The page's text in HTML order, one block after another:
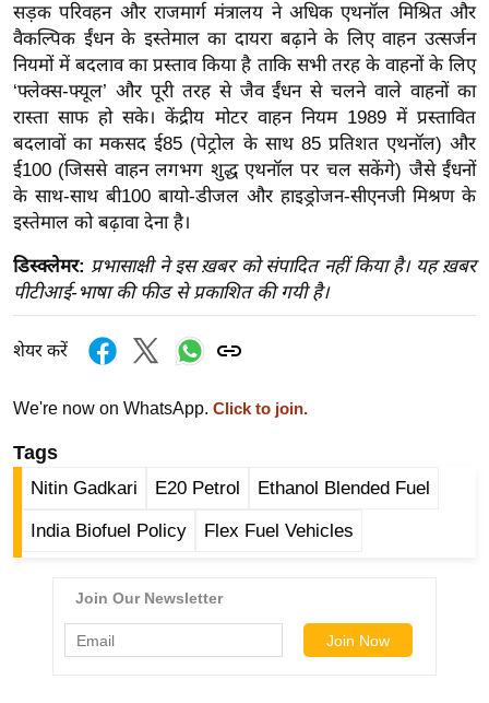
न्यू
ज
ब्री
फ
म
नो
रं
ज
न
ज
ग
त
ली
वु
ड
ली
सड़क परिवहन और राजमार्ग मंत्रालय ने अधिक एथनॉल मिश्रित और
वैकल्पिक ईंधन के इस्तेमाल का दायरा बढ़ाने के लिए वाहन उत्सर्जन
नियमों में बदलाव का प्रस्ताव किया है ताकि सभी तरह के वाहनों के लिए
‘फ्लेक्स-फ्यूल’ और पूरी तरह से जैव ईंधन से चलने वाले वाहनों का
रास्ता साफ हो सके। केंद्रीय मोटर वाहन नियम 1989 में प्रस्तावित
बदलावों का मकसद ई85 (पेट्रोल के साथ 85 प्रतिशत एथनॉल) और
ई100 (जिससे वाहन लगभग शुद्ध एथनॉल पर चल सकेंगे) जैसे ईंधनों
के साथ-साथ बी100 बायो-डीजल और हाइड्रोजन-सीएनजी मिश्रण के
इस्तेमाल को बढ़ावा देना है।
डिस्क्लेमर: प्रभासाक्षी ने इस ख़बर को संपादित नहीं किया है। यह ख़बर
पीटीआई-भाषा की फीड से प्रकाशित की गयी है।
शेयर करें
We're now on WhatsApp. Click to join.
Tags
Nitin Gadkari E20 Petrol Ethanol Blended Fuel
India Biofuel Policy Flex Fuel Vehicles